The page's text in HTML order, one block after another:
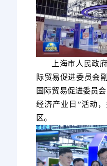
上海市人民政
际贸易促进委员会
国际贸易促进委员
经济产业日”活动
区。